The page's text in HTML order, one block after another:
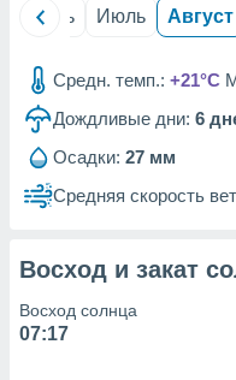
рекламы
сведения
1199
Июнь Июль Август
Средн. темп.: +21°C
Дождливые дни: 6
Осадки: 27 мм
Средняя скорость
Восход и закат
Восход солнца
07:17